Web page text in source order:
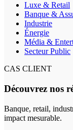
Luxe & Retail
Banque &
Industrie
Énergie
Média &
Secteur Public
CAS CLIENT
Découvrez nos
Banque, retail,
impact mesurable.